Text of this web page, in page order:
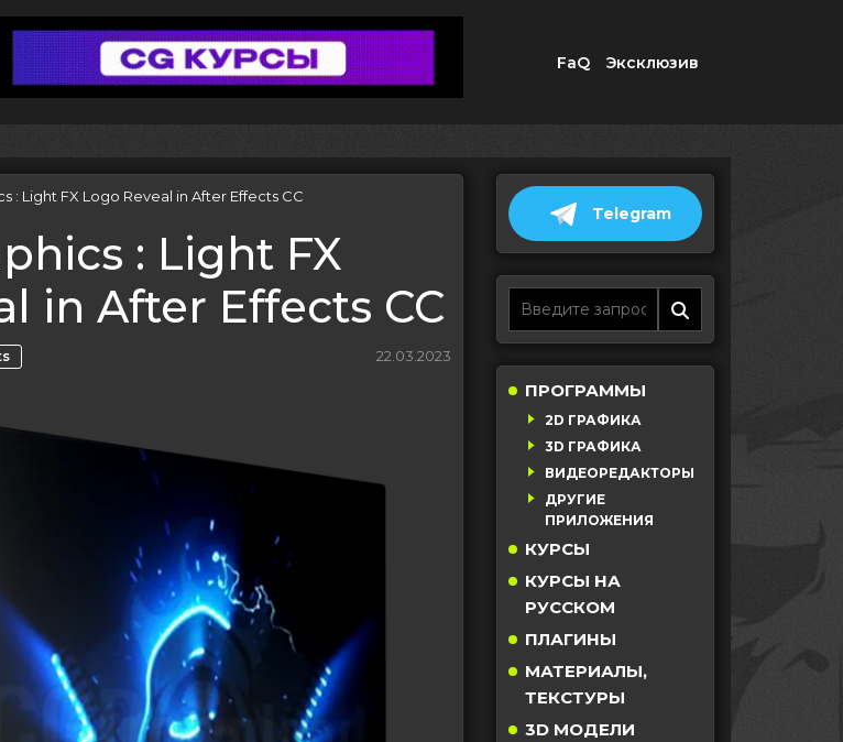
FaQ Эксклюзив
: Light FX Logo Reveal in After Effects CC
: Light FX
in After Effects CC
22.03.2023
Telegram
ПРОГРАММЫ
2D ГРАФИКА
3D ГРАФИКА
ВИДЕОРЕДАКТОРЫ
ДРУГИЕ
ПРИЛОЖЕНИЯ
КУРСЫ
КУРСЫ НА
РУССКОМ
ПЛАГИНЫ
МАТЕРИАЛЫ,
ТЕКСТУРЫ
3D МОДЕЛИ